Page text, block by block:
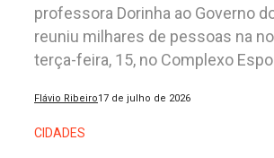
professora Dorinha ao Governo
reuniu milhares de pessoas na
terça-feira, 15, no Complexo
Flávio Ribeiro17 de julho de 2026
CIDADES